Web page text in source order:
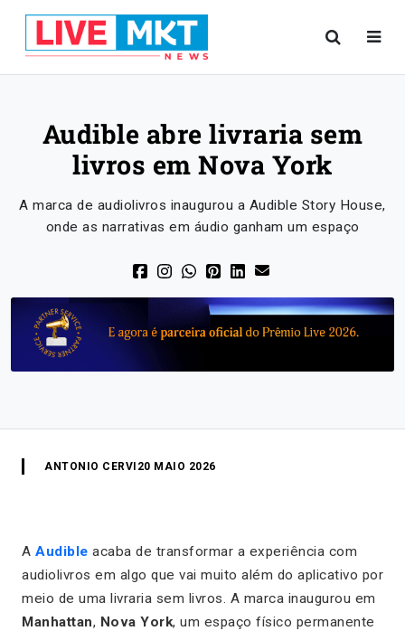
Audible abre livraria sem
livros em Nova York
A marca de audiolivros inaugurou a Audible Story House,
onde as narrativas em áudio ganham um espaço
ANTONIO CERVI 20 MAIO 2026
A Audible acaba de transformar a experiência com
audiolivros em algo que vai muito além do aplicativo por
meio de uma livraria sem livros. A marca inaugurou em
Manhattan, Nova York, um espaço físico permanente